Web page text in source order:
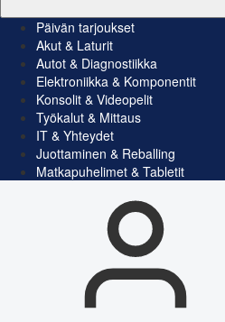
Päivän tarjoukset
Akut & Laturit
Autot & Diagnostiikka
Elektroniikka & Komponentit
Konsolit & Videopelit
Työkalut & Mittaus
IT & Yhteydet
Juottaminen & Reballing
Matkapuhelimet & Tabletit